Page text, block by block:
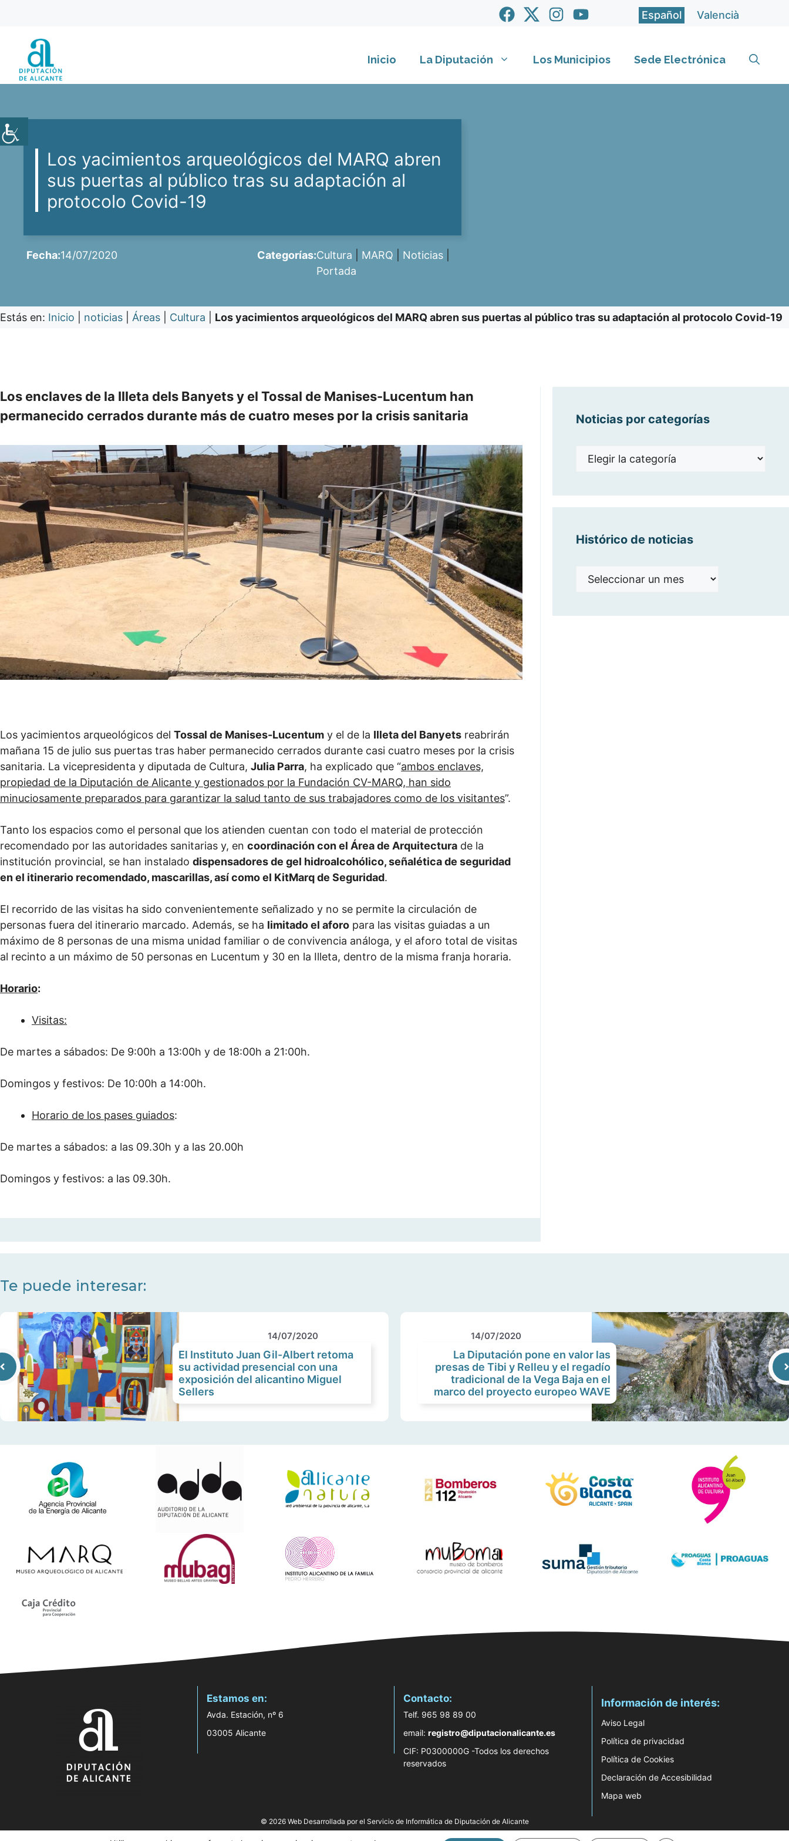
contenido
Español Valencià
Inicio La Diputación Los Municipios Sede Electrónica
Los yacimientos arqueológicos del MARQ abren
sus puertas al público tras su adaptación al
protocolo Covid-19
Fecha:14/07/2020 Categorías:Cultura MARQ Noticias
Portada
Estás en: Inicio noticias Áreas Cultura Los yacimientos arqueológicos del MARQ abren sus puertas al público tras su adaptación al protocolo Covid-19
Los enclaves de la Illeta dels Banyets y el Tossal de Manises-Lucentum han
permanecido cerrados durante más de cuatro meses por la crisis sanitaria
Los yacimientos arqueológicos del Tossal de Manises-Lucentum y el de la Illeta del Banyets reabrirán
mañana 15 de julio sus puertas tras haber permanecido cerrados durante casi cuatro meses por la crisis
sanitaria. La vicepresidenta y diputada de Cultura, Julia Parra, ha explicado que “ambos enclaves,
propiedad de la Diputación de Alicante y gestionados por la Fundación CV-MARQ, han sido
minuciosamente preparados para garantizar la salud tanto de sus trabajadores como de los visitantes”.
Tanto los espacios como el personal que los atienden cuentan con todo el material de protección
recomendado por las autoridades sanitarias y, en coordinación con el Área de Arquitectura de la
institución provincial, se han instalado dispensadores de gel hidroalcohólico, señalética de seguridad
en el itinerario recomendado, mascarillas, así como el KitMarq de Seguridad.
El recorrido de las visitas ha sido convenientemente señalizado y no se permite la circulación de
personas fuera del itinerario marcado. Además, se ha limitado el aforo para las visitas guiadas a un
máximo de 8 personas de una misma unidad familiar o de convivencia análoga, y el aforo total de visitas
al recinto a un máximo de 50 personas en Lucentum y 30 en la Illeta, dentro de la misma franja horaria.
Horario:
Visitas:
De martes a sábados: De 9:00h a 13:00h y de 18:00h a 21:00h.
Domingos y festivos: De 10:00h a 14:00h.
Horario de los pases guiados:
De martes a sábados: a las 09.30h y a las 20.00h
Domingos y festivos: a las 09.30h.
Noticias por categorías
Noticias
Histórico de noticias
Histórico
Te puede interesar:
14/07/2020
El Instituto Juan Gil-Albert retoma
su actividad presencial con una
exposición del alicantino Miguel
Sellers
14/07/2020
La Diputación pone en valor las
presas de Tibi y Relleu y el regadío
tradicional de la Vega Baja en el
marco del proyecto europeo WAVE
Estamos en:
Avda. Estación, nº 6
03005 Alicante
Contacto:
Telf. 965 98 89 00
email: registro@diputacionalicante.es
CIF: P0300000G -Todos los derechos
reservados
Información de interés:
Aviso Legal
Política de privacidad
Política de Cookies
Declaración de Accesibilidad
Mapa web
© 2026 Web Desarrollada por el Servicio de Informática de Diputación de Alicante